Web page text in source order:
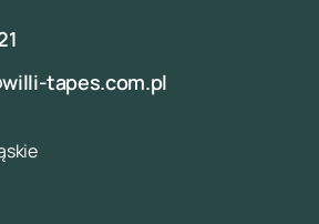
tapes.com.pl